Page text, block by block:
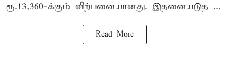
ரூ.13,360-க்கும் விற்பனையானது. இதனையடுத ...
Read More